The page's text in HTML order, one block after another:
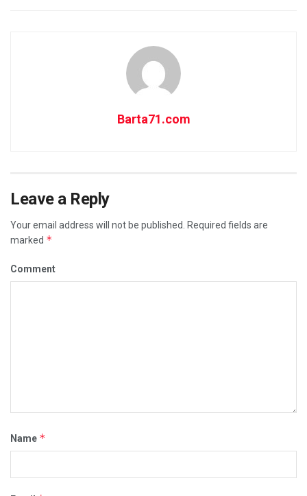
Barta71.com
Leave a Reply
Your email address will not be published.
Required fields are
marked *
Comment
Name *